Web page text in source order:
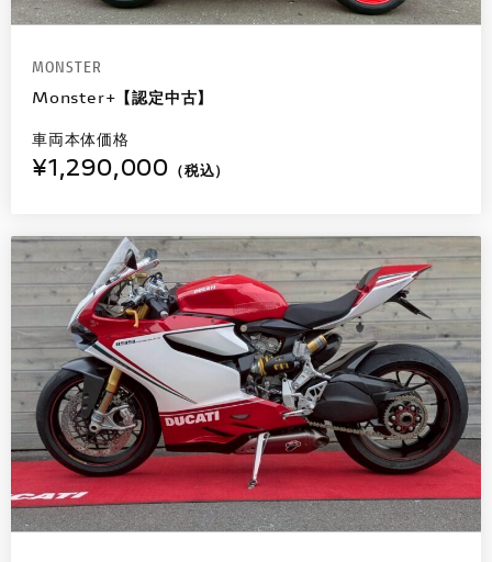
MONSTER
Monster+【認定中古】
車両本体価格
¥1,290,000 （税込）